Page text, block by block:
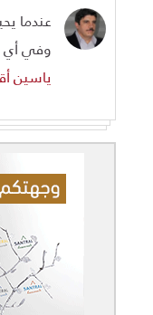
عندما
وفي أي
ياسين